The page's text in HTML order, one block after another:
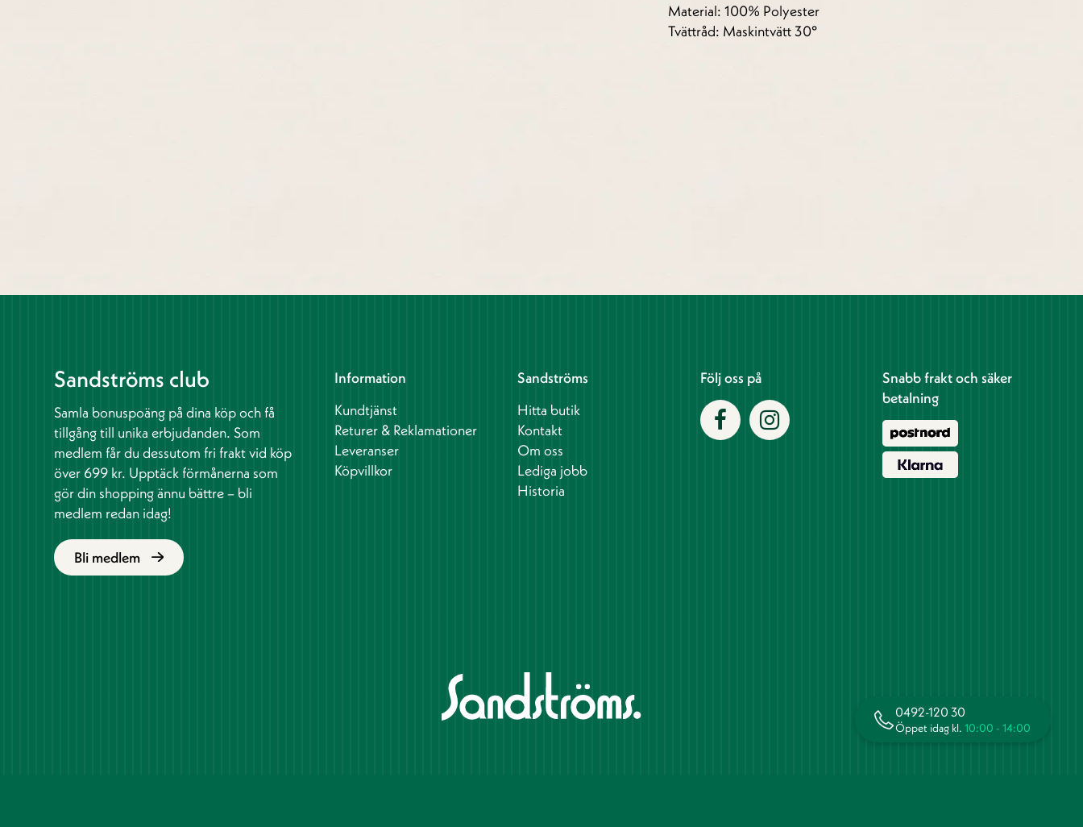
Material: 100% Polyester
Tvättråd: Maskintvätt 30°
Sandströms club
Samla bonuspoäng på dina köp och få
tillgång till unika erbjudanden. Som
medlem får du dessutom fri frakt vid köp
över 699 kr. Upptäck förmånerna som
gör din shopping ännu bättre – bli
medlem redan idag!
Bli medlem
Information
Kundtjänst
Returer & Reklamationer
Leveranser
Köpvillkor
Sandströms
Hitta butik
Kontakt
Om oss
Lediga jobb
Historia
Följ oss på
Snabb frakt och säker
betalning
0492-120 30
Öppet idag kl. 10:00 - 14:00